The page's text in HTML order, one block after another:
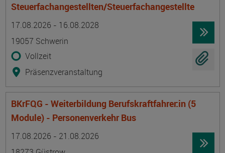
Steuerfachangestellten/Steuerfachangestellte
17.08.2026 - 16.08.2028
19057 Schwerin
Vollzeit
Präsenzveranstaltung
BKrFQG - Weiterbildung Berufskraftfahrer:in (5
Module) - Personenverkehr Bus
17.08.2026 - 21.08.2026